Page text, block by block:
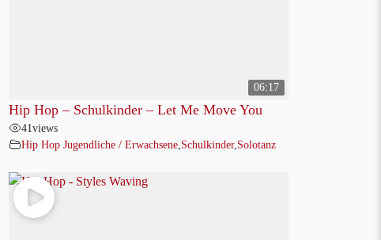
06:17
Hip Hop – Schulkinder – Let Me Move You
41views
Hip Hop Jugendliche / Erwachsene, Schulkinder, Solotanz